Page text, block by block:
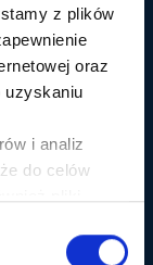
z plików
oraz
uzyskaniu
i analiz
do celów
korzystania
historię
z
danych
trendu na